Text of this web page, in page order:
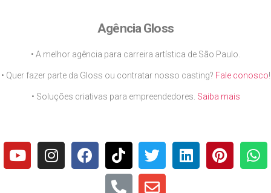
Agência Gloss
• A melhor agência para carreira artística de São Paulo.
• Quer fazer parte da Gloss ou contratar nosso casting? Fale conosco!
• Soluções criativas para empreendedores. Saiba mais